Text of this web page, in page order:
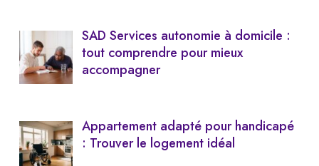
SAD Services autonomie à domicile :
tout comprendre pour mieux
accompagner
Appartement adapté pour handicapé
: Trouver le logement idéal